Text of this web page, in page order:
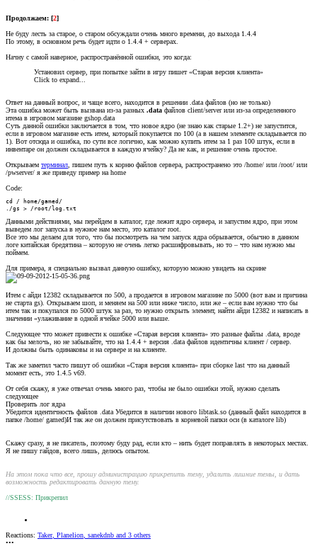
Продолжаем: [2]
Не буду лесть за старое, о старом обсуждали очень много времени, до выхода 1.4.4
По этому, в основном речь будет идти о 1.4.4 + серверах.
Начну с самой наверное, распространённой ошибки, это когда:
Установил сервер, при попытке зайти в игру пишет «Старая версия клиента»
Click to expand...
Ответ на данный вопрос, и чаще всего, находится в решении .data файлов (но не только)
Эта ошибка может быть вызвана из-за разных .data файлов client/server или из-за определенного
итема в игровом магазине gshop.data
Суть данной ошибки заключается в том, что новое ядро (не знаю как старые 1.2+) не запустится,
если в игровом магазине есть итем, который покупается по 100 (а в нашем элементе складывается по
1). Вот отсюда и ошибка, по сути все логично, как можно купить итем за 1 раз 100 штук, если в
инвентаре он должен складывается в каждую ячейку? Да не как, и решение очень простое.
Открываем терминал , пишем путь к корню файлов сервера, распространено это /home/ или /root/ или
/pwserver/ я же приведу пример на home
Code:
cd / home/gamed/
./gs > /root/log.txt
Данными действиями, мы перейдем в каталог, где лежит ядро сервера, и запустим ядро, при этом
выведем лог запуска в нужное нам место, это каталог root.
Все это мы делаем для того, что бы посмотреть на чем запуск ядра обрывается, обычно в данном
логе китайская бредятина – которую не очень легко расшифровывать, но то – что нам нужно мы
поймем.
Для примера, я специально вызвал данную ошибку, которую можно увидеть на скрине
Итем с айди 12382 складывается по 500, а продается в игровом магазине по 5000 (вот вам и причина
не старта gs). Открываем шоп, и меняем на 500 или ниже число, или же – если вам нужно что бы
итем так и покупался по 5000 штук за раз, то нужно открыть элемент, найти айди 12382 и написать в
значении «улаживание в одной ячейке 5000 или выше.
Следующее что может привести к ошибке «Старая версия клиента» это разные файлы .data, вроде
как бы мелочь, но не забывайте, что на 1.4.4 + версия .data файлов идентичны клиент / сервер.
И должны быть одинаковы и на сервере и на клиенте.
Так же заметил часто пишут об ошибки «Старя версия клиента» при сборке last что на данный
момент есть, это 1.4.5 v69.
От себя скажу, я уже отвечал очень много раз, чтобы не было ошибки этой, нужно сделать
следующее
Проверить лог ядра
Убедится идентичность файлов .data Убедится в наличии нового libtask.so (данный файл находится в
папке /home/ gamed)И так же он должен присутствовать в корневой папки оси (в каталоге lib)
Скажу сразу, я не писатель, поэтому буду рад, если кто – нить будет поправлять в некоторых местах.
Я не пишу гайдов, всего лишь, делюсь опытом.
На этом пока что все, прошу администрацию прикрепить тему, удалить лишние темы, и дать
возможность редактировать данную тему.
//SSESS: Прикрепил
Reactions: Taker, Planelion, sanekdnb and 3 others
•••